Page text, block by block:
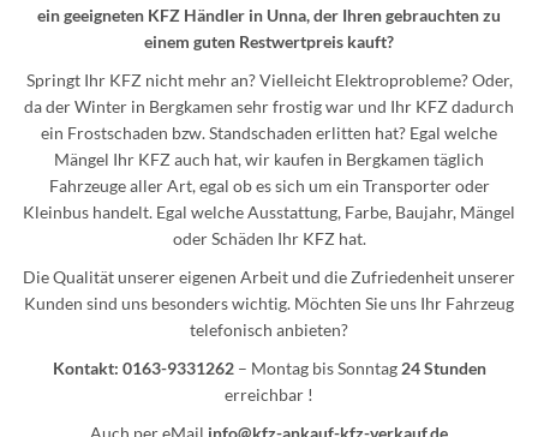
ein geeigneten KFZ Händler in Unna, der Ihren gebrauchten zu
einem guten Restwertpreis kauft?
Springt Ihr KFZ nicht mehr an? Vielleicht Elektroprobleme? Oder,
da der Winter in Bergkamen sehr frostig war und Ihr KFZ dadurch
ein Frostschaden bzw. Standschaden erlitten hat? Egal welche
Mängel Ihr KFZ auch hat, wir kaufen in Bergkamen täglich
Fahrzeuge aller Art, egal ob es sich um ein Transporter oder
Kleinbus handelt. Egal welche Ausstattung, Farbe, Baujahr, Mängel
oder Schäden Ihr KFZ hat.
Die Qualität unserer eigenen Arbeit und die Zufriedenheit unserer
Kunden sind uns besonders wichtig. Möchten Sie uns Ihr Fahrzeug
telefonisch anbieten?
Kontakt: 0163-9331262 – Montag bis Sonntag 24 Stunden
erreichbar !
Auch per eMail info@kfz-ankauf-kfz-verkauf.de